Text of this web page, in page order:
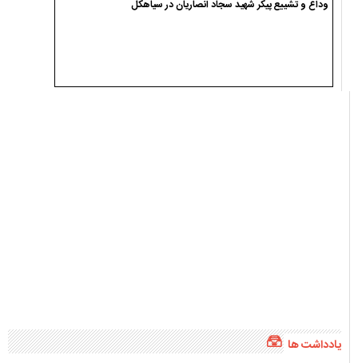
وداع و تشییع پیکر شهید سجاد انصاریان در سیاهکل
یادداشت ها